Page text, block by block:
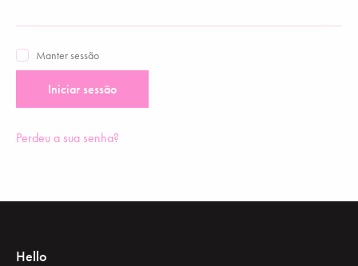
Manter sessão
Iniciar sessão
Perdeu a sua senha?
Hello